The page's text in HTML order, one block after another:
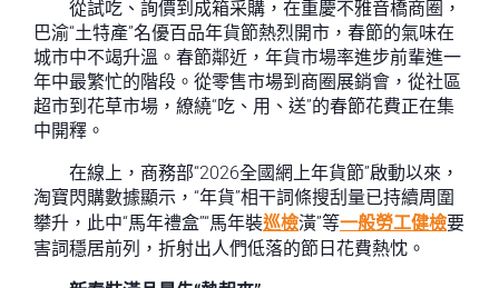
從試吃、詢價到成箱采購，在重慶不雅音橋商圈，
巴渝“土特產”名優百品年貨節熱烈開市，春節的氣味在
城市中不竭升溫。春節鄰近，年貨市場率進步前輩進一
年中最繁忙的階段。從零售市場到商圈展銷會，從社區
超市到花草市場，繚繞“吃、用、送”的春節花費正在集
中開釋。
在線上，商務部“2026全國網上年貨節”啟動以來，
淘寶閃購數據顯示，“年貨”相干詞條搜刮量已持續周圍
攀升，此中“馬年禮盒”“馬年裝巡檢潢”等一般勞工健檢要
害詞穩居前列，折射出人們低落的節日花費熱忱。